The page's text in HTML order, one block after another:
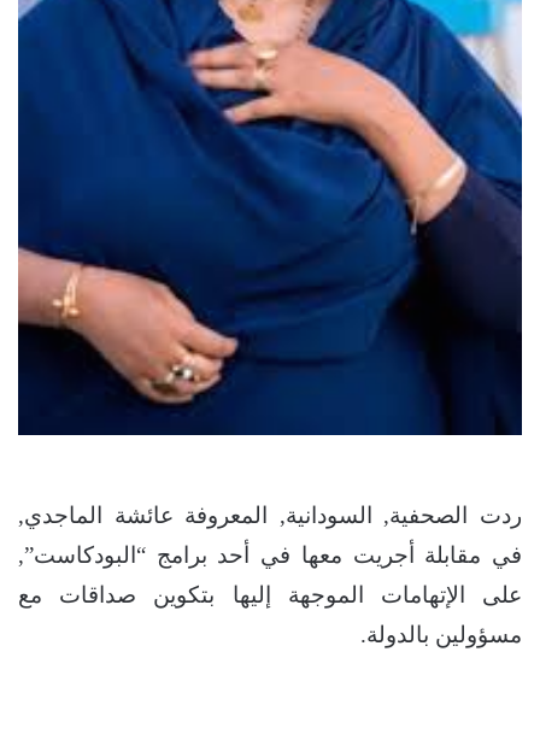
ردت الصحفية, السودانية, المعروفة عائشة الماجدي,
في مقابلة أجريت معها في أحد برامج “البودكاست”,
على الإتهامات الموجهة إليها بتكوين صداقات مع
مسؤولين بالدولة.